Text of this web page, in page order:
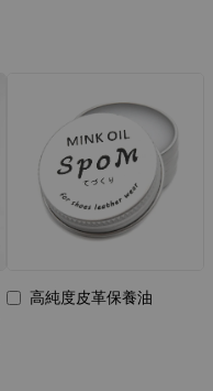
高純度皮革保養油